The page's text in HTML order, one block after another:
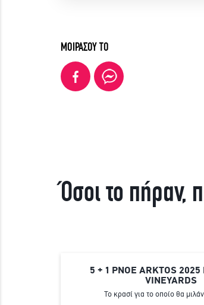
ΜΟΙΡΑΣΟΥ ΤΟ
Όσοι το πήραν,
5 + 1 PNOE ARKTOS 2025
VINEYARDS
Το κρασί για το οποίο θα